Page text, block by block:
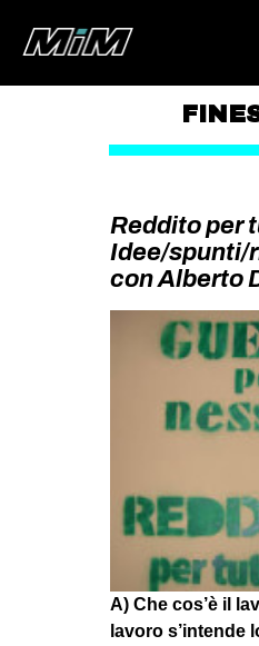
GAZA
CSOA
STUDENTI
SPORT
Reddito per
Idee/spunti/
con Alberto
A) Che cos’è il
lavoro s’intende